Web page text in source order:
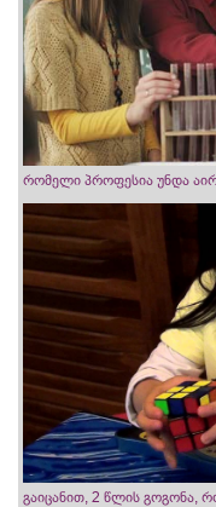
რომელი პროფესია უნდა
გაიცანით, 2 წლის გოგონა,